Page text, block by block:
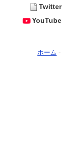
Twitter
YouTube
ホーム -